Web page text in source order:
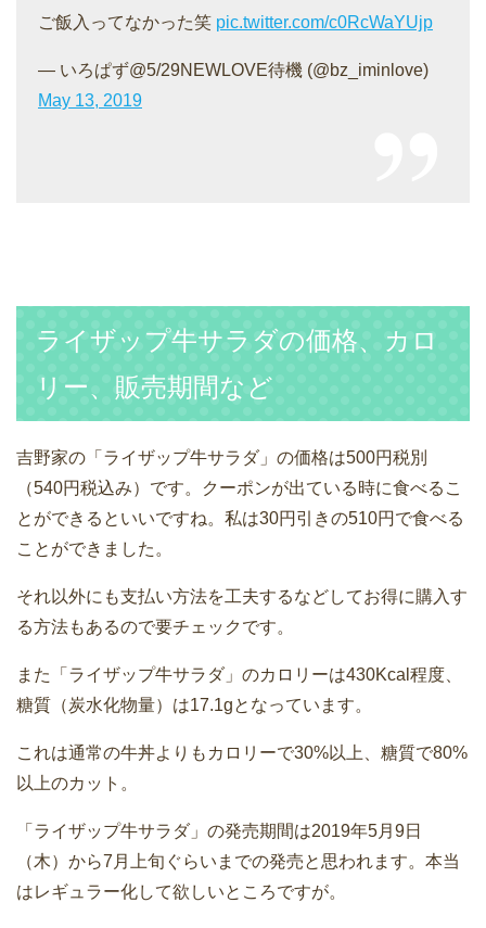
ご飯入ってなかった笑 pic.twitter.com/c0RcWaYUjp
— いろぱず@5/29NEWLOVE待機 (@bz_iminlove)
May 13, 2019
ライザップ牛サラダの価格、カロ
リー、販売期間など
吉野家の「ライザップ牛サラダ」の価格は500円税別
（540円税込み）です。クーポンが出ている時に食べるこ
とができるといいですね。私は30円引きの510円で食べる
ことができました。
それ以外にも支払い方法を工夫するなどしてお得に購入す
る方法もあるので要チェックです。
また「ライザップ牛サラダ」のカロリーは430Kcal程度、
糖質（炭水化物量）は17.1gとなっています。
これは通常の牛丼よりもカロリーで30%以上、糖質で80%
以上のカット。
「ライザップ牛サラダ」の発売期間は2019年5月9日
（木）から7月上旬ぐらいまでの発売と思われます。本当
はレギュラー化して欲しいところですが。